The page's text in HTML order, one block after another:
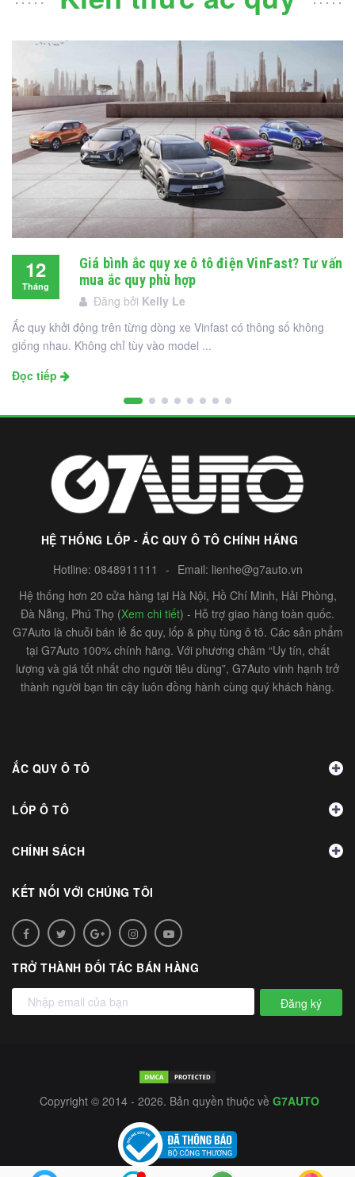
12
Tháng
Giá bình ắc quy xe ô tô điện VinFast? Tư vấn
mua ắc quy phù hợp
Đăng bởi Kelly Le
Ắc quy khởi động trên từng dòng xe Vinfast có thông số không
giống nhau. Không chỉ tùy vào model ...
Đọc tiếp
HỆ THỐNG LỐP - ẮC QUY Ô TÔ CHÍNH HÃNG
Hotline: 0848911111 - Email: lienhe@g7auto.vn
Hệ thống hơn 20 cửa hàng tại Hà Nội, Hồ Chí Minh, Hải Phòng,
Đà Nẵng, Phú Thọ (Xem chi tiết) - Hỗ trợ giao hàng toàn quốc.
G7Auto là chuỗi bán lẻ ắc quy, lốp & phụ tùng ô tô. Các sản phẩm
tại G7Auto 100% chính hãng. Với phương châm “Uy tín, chất
lượng và giá tốt nhất cho người tiêu dùng”, G7Auto vinh hạnh trở
thành người bạn tin cậy luôn đồng hành cùng quý khách hàng.
ẮC QUY Ô TÔ
LỐP Ô TÔ
CHÍNH SÁCH
KẾT NỐI VỚI CHÚNG TÔI
TRỞ THÀNH ĐỐI TÁC BÁN HÀNG
Đăng ký
Copyright © 2014 - 2026. Bản quyền thuộc về G7AUTO